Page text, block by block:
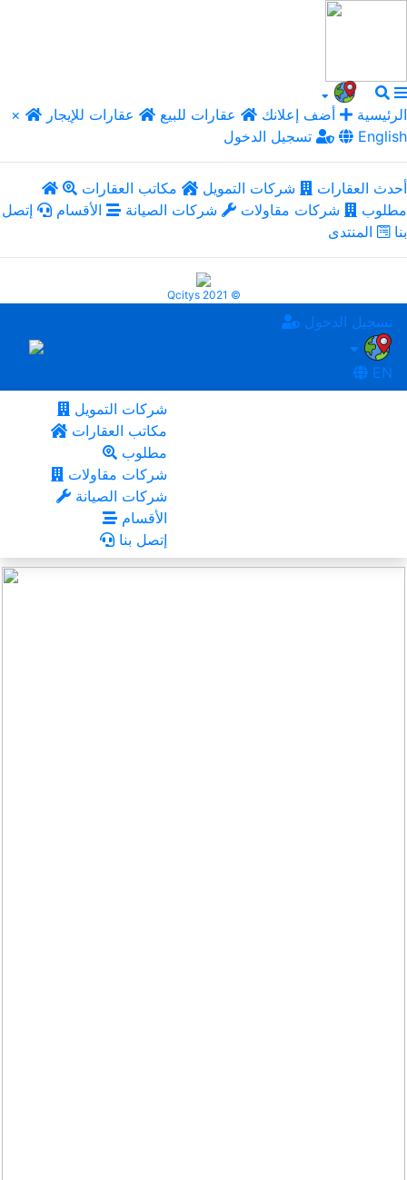
× الرئيسية أضف إعلانك عقارات للبيع
عقارات للإيجار
تسجيل الدخول
English
أحدث العقارات شركات التمويل
مكاتب العقارات
مطلوب
شركات مقاولات شركات الصيانة الأقسام
إتصل
بنا
المنتدى
Qcitys 2021 ©
تسجيل الدخول
EN
شركات التمويل
مكاتب العقارات
مطلوب
شركات مقاولات
شركات الصيانة
الأقسام
إتصل بنا